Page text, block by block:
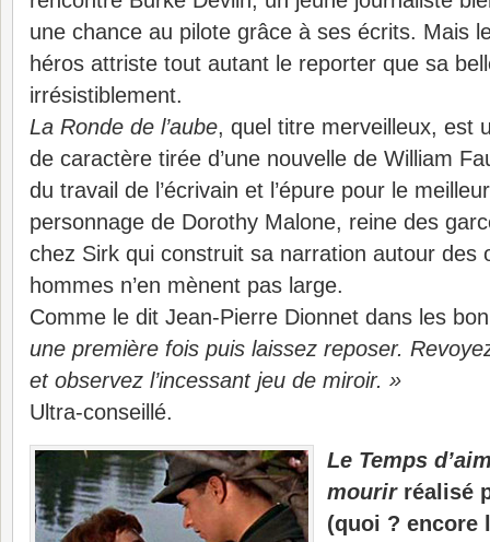
une chance au pilote grâce à ses écrits. Mais
héros attriste tout autant le reporter que sa
irrésistiblement.
La Ronde de l’aube, quel titre merveilleux, est
de caractère tirée d’une nouvelle de William
du travail de l’écrivain et l’épure pour le
personnage de Dorothy Malone, reine des
chez Sirk qui construit sa narration autour des
hommes n’en mènent pas large.
Comme le dit Jean-Pierre Dionnet dans les
une première fois puis laissez reposer.
et observez l’incessant jeu de miroir. »
Ultra-conseillé.
Le Temps
mourirréalisé
(quoi ? encore